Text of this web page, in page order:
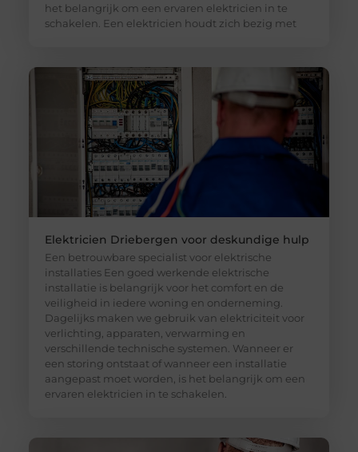
het belangrijk om een ervaren elektricien in te
schakelen. Een elektricien houdt zich bezig met
Elektricien Driebergen voor deskundige hulp
Een betrouwbare specialist voor elektrische
installaties Een goed werkende elektrische
installatie is belangrijk voor het comfort en de
veiligheid in iedere woning en onderneming.
Dagelijks maken we gebruik van elektriciteit voor
verlichting, apparaten, verwarming en
verschillende technische systemen. Wanneer er
een storing ontstaat of wanneer een installatie
aangepast moet worden, is het belangrijk om een
ervaren elektricien in te schakelen.